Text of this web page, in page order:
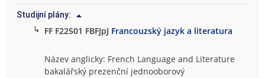
Studijní plány:
↳ FF F22501 FBFJpJ Francouzský jazyk a literatura
Název anglicky: French Language and Literature
bakalářský prezenční jednooborový